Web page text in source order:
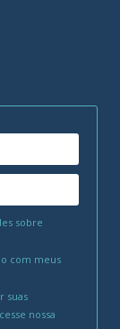
sobre
com meus
suas
nossa